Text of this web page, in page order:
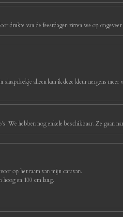
drukte van de feestdagen zitten we op
alleen kan ik deze kleur nergens
We hebben nog enkele beschikbaar. Ze gaan
op het raam van mijn caravan.
hoog en 100 cm lang.